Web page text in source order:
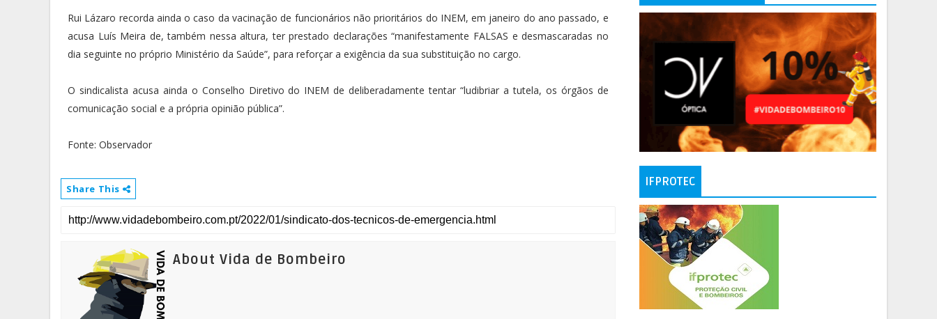
Rui Lázaro recorda ainda o caso da vacinação de funcionários não prioritários do INEM, em janeiro do ano passado, e
acusa Luís Meira de, também nessa altura, ter prestado declarações “manifestamente FALSAS e desmascaradas no
dia seguinte no próprio Ministério da Saúde”, para reforçar a exigência da sua substituição no cargo.
O sindicalista acusa ainda o Conselho Diretivo do INEM de deliberadamente tentar “ludibriar a tutela, os órgãos de
comunicação social e a própria opinião pública”.
Fonte: Observador
Share This
About Vida de Bombeiro
IFPROTEC